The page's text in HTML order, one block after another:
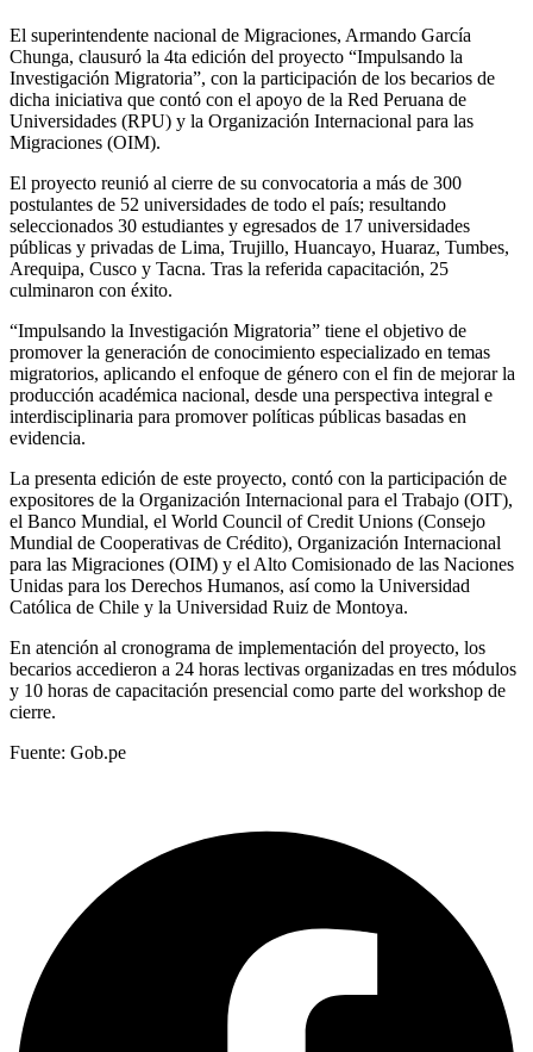
El superintendente nacional de Migraciones, Armando García
Chunga, clausuró la 4ta edición del proyecto “Impulsando la
Investigación Migratoria”, con la participación de los becarios de
dicha iniciativa que contó con el apoyo de la Red Peruana de
Universidades (RPU) y la Organización Internacional para las
Migraciones (OIM).
El proyecto reunió al cierre de su convocatoria a más de 300
postulantes de 52 universidades de todo el país; resultando
seleccionados 30 estudiantes y egresados de 17 universidades
públicas y privadas de Lima, Trujillo, Huancayo, Huaraz, Tumbes,
Arequipa, Cusco y Tacna. Tras la referida capacitación, 25
culminaron con éxito.
“Impulsando la Investigación Migratoria” tiene el objetivo de
promover la generación de conocimiento especializado en temas
migratorios, aplicando el enfoque de género con el fin de mejorar la
producción académica nacional, desde una perspectiva integral e
interdisciplinaria para promover políticas públicas basadas en
evidencia.
La presenta edición de este proyecto, contó con la participación de
expositores de la Organización Internacional para el Trabajo (OIT),
el Banco Mundial, el World Council of Credit Unions (Consejo
Mundial de Cooperativas de Crédito), Organización Internacional
para las Migraciones (OIM) y el Alto Comisionado de las Naciones
Unidas para los Derechos Humanos, así como la Universidad
Católica de Chile y la Universidad Ruiz de Montoya.
En atención al cronograma de implementación del proyecto, los
becarios accedieron a 24 horas lectivas organizadas en tres módulos
y 10 horas de capacitación presencial como parte del workshop de
cierre.
Fuente: Gob.pe